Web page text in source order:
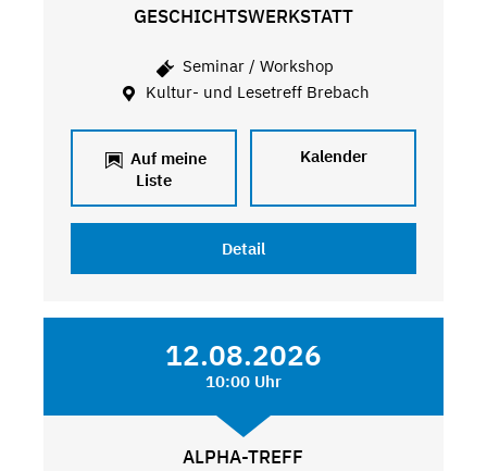
GESCHICHTSWERKSTATT
Seminar / Workshop
Kultur- und Lesetreff Brebach
Auf meine
Liste
Kalender
Detail
12.08.2026
10:00 Uhr
ALPHA-TREFF